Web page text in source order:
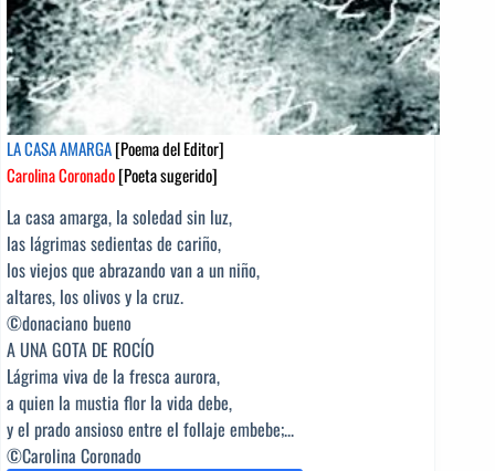
LA CASA AMARGA[Poema del Editor]
Carolina Coronado[Poeta sugerido]
La casa amarga, la soledad sin luz,
las lágrimas sedientas de cariño,
los viejos que abrazando van a un niño,
altares, los olivos y la cruz.
©donaciano bueno
A UNA GOTA DE ROCÍO
Lágrima viva de la fresca aurora,
a quien la mustia flor la vida debe,
y el prado ansioso entre el follaje embebe;...
©Carolina Coronado